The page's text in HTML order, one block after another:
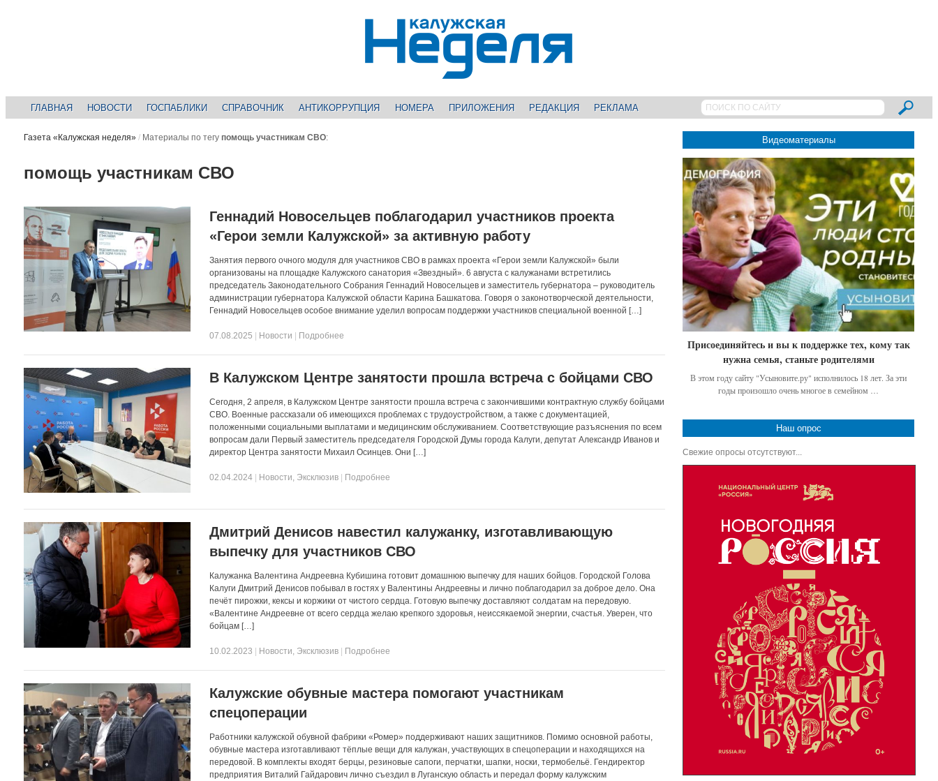
ГЛАВНАЯ НОВОСТИ ГОСПАБЛИКИ СПРАВОЧНИК АНТИКОРРУПЦИЯ НОМЕРА ПРИЛОЖЕНИЯ РЕДАКЦИЯ РЕКЛАМА
Газета «Калужская неделя» / Материалы по тегу помощь участникам СВО:
помощь участникам СВО
Геннадий Новосельцев поблагодарил участников проекта
«Герои земли Калужской» за активную работу
Занятия первого очного модуля для участников СВО в рамках проекта «Герои земли Калужской» были
организованы на площадке Калужского санатория «Звездный». 6 августа с калужанами встретились
председатель Законодательного Собрания Геннадий Новосельцев и заместитель губернатора – руководитель
администрации губернатора Калужской области Карина Башкатова. Говоря о законотворческой деятельности,
Геннадий Новосельцев особое внимание уделил вопросам поддержки участников специальной военной […]
07.08.2025 Новости Подробнее
В Калужском Центре занятости прошла встреча с бойцами СВО
Сегодня, 2 апреля, в Калужском Центре занятости прошла встреча с закончившими контрактную службу бойцами
СВО. Военные рассказали об имеющихся проблемах с трудоустройством, а также с документацией,
положенными социальными выплатами и медицинским обслуживанием. Соответствующие разъяснения по всем
вопросам дали Первый заместитель председателя Городской Думы города Калуги, депутат Александр Иванов и
директор Центра занятости Михаил Осинцев. Они […]
02.04.2024 Новости, Эксклюзив Подробнее
Дмитрий Денисов навестил калужанку, изготавливающую
выпечку для участников СВО
Калужанка Валентина Андреевна Кубишина готовит домашнюю выпечку для наших бойцов. Городской Голова
Калуги Дмитрий Денисов побывал в гостях у Валентины Андреевны и лично поблагодарил за доброе дело. Она
печёт пирожки, кексы и коржики от чистого сердца. Готовую выпечку доставляют солдатам на передовую.
«Валентине Андреевне от всего сердца желаю крепкого здоровья, неиссякаемой энергии, счастья. Уверен, что
бойцам […]
10.02.2023 Новости, Эксклюзив Подробнее
Калужские обувные мастера помогают участникам
спецоперации
Работники калужской обувной фабрики «Ромер» поддерживают наших защитников. Помимо основной работы,
обувные мастера изготавливают тёплые вещи для калужан, участвующих в спецоперации и находящихся на
передовой. В комплекты входят берцы, резиновые сапоги, перчатки, шапки, носки, термобельё. Гендиректор
предприятия Виталий Гайдарович лично съездил в Луганскую область и передал форму калужским
Видеоматериалы
Присоединяйтесь и вы к поддержке тех, кому так
нужна семья, станьте родителями
В этом году сайту "Усыновите.ру" исполнилось 18 лет. За эти
годы произошло очень многое в семейном …
Наш опрос
Свежие опросы отсутствуют...